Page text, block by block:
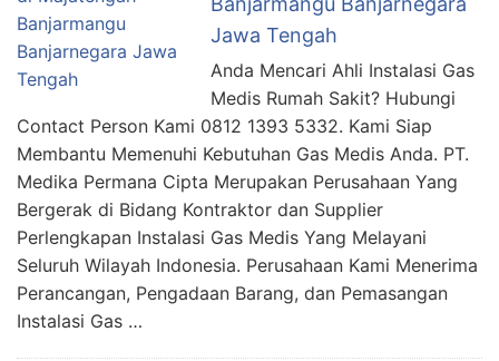
Jawa Tengah
Anda Mencari Ahli Instalasi Gas
Medis Rumah Sakit? Hubungi
Contact Person Kami 0812 1393 5332. Kami Siap
Membantu Memenuhi Kebutuhan Gas Medis Anda. PT.
Medika Permana Cipta Merupakan Perusahaan Yang
Bergerak di Bidang Kontraktor dan Supplier
Perlengkapan Instalasi Gas Medis Yang Melayani
Seluruh Wilayah Indonesia. Perusahaan Kami Menerima
Perancangan, Pengadaan Barang, dan Pemasangan
Instalasi Gas …